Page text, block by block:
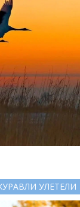
УЛЕТЕЛИ